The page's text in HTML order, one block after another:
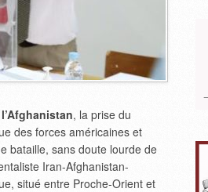
, la prise du
des forces américaines et
bataille, sans doute lourde de
Iran-Afghanistan-
situé entre Proche-Orient et